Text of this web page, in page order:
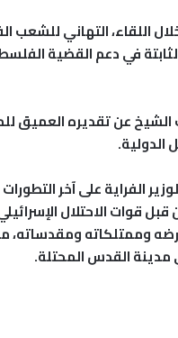
اللقاء، التهاني للشعب
في دعم القضية
عن تقديره العميق
الدولية.
الفراية على آخر
قبل قوات الاحتلال
وممتلكاته ومقدساته،
القدس المحتلة.